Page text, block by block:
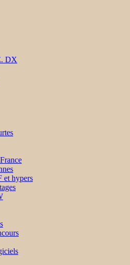
DX
et hypers